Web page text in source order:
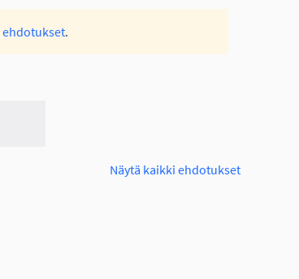
ehdotukset.
Näytä kaikki ehdotukset